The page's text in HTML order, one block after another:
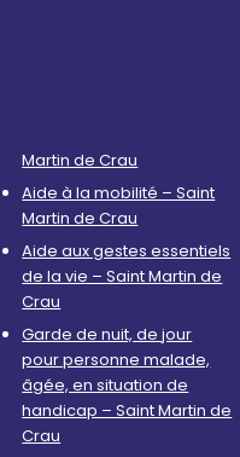
Martin de Crau
Aide à la mobilité – Saint
Martin de Crau
Aide aux gestes essentiels
de la vie – Saint Martin de
Crau
Garde de nuit, de jour
pour personne malade,
âgée, en situation de
handicap – Saint Martin de
Crau